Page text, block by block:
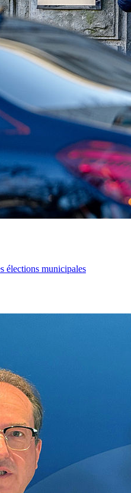
élections municipales